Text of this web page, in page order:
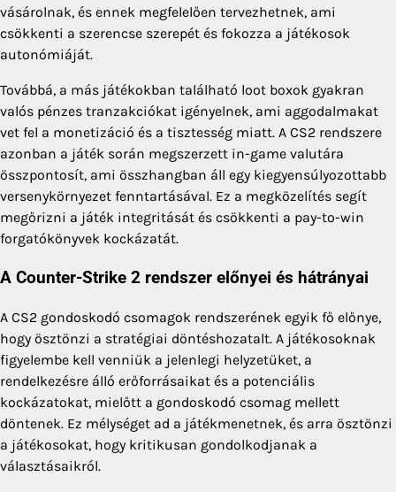
vásárolnak, és ennek megfelelően tervezhetnek, ami
csökkenti a szerencse szerepét és fokozza a játékosok
autonómiáját.
Továbbá, a más játékokban található loot boxok gyakran
valós pénzes tranzakciókat igényelnek, ami aggodalmakat
vet fel a monetizáció és a tisztesség miatt. A CS2 rendszere
azonban a játék során megszerzett in-game valutára
összpontosít, ami összhangban áll egy kiegyensúlyozottabb
versenykörnyezet fenntartásával. Ez a megközelítés segít
megőrizni a játék integritását és csökkenti a pay-to-win
forgatókönyvek kockázatát.
A Counter-Strike 2 rendszer előnyei és hátrányai
A CS2 gondoskodó csomagok rendszerének egyik fő előnye,
hogy ösztönzi a stratégiai döntéshozatalt. A játékosoknak
figyelembe kell venniük a jelenlegi helyzetüket, a
rendelkezésre álló erőforrásaikat és a potenciális
kockázatokat, mielőtt a gondoskodó csomag mellett
döntenek. Ez mélységet ad a játékmenetnek, és arra ösztönzi
a játékosokat, hogy kritikusan gondolkodjanak a
választásaikról.